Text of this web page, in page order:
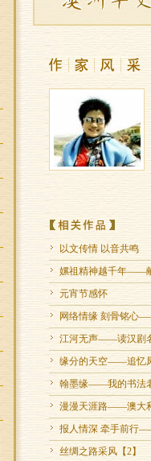
以文传情 以音共鸣
嫘祖精神越千年——
元宵节感怀
网络情缘 刻骨铭心
江河无声——读汉剧
缘分的天空——追忆
翰墨缘——我的书法
漫漫天涯路——澳大
报人情深 牵手前行
丝绸之路采风【2】